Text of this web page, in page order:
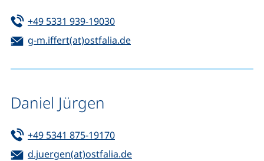
Tel:
+49 5331 939-19030(startet einen Telefonanruf,
E-Mail:
g-m.iffert(at)ostfalia.de(öffnet Ihr E-Mail-Programm)
Daniel Jürgen
Tel:
+49 5341 875-19170(startet einen Telefonanruf,
E-Mail:
d.juergen(at)ostfalia.de(öffnet Ihr E-Mail-Programm)